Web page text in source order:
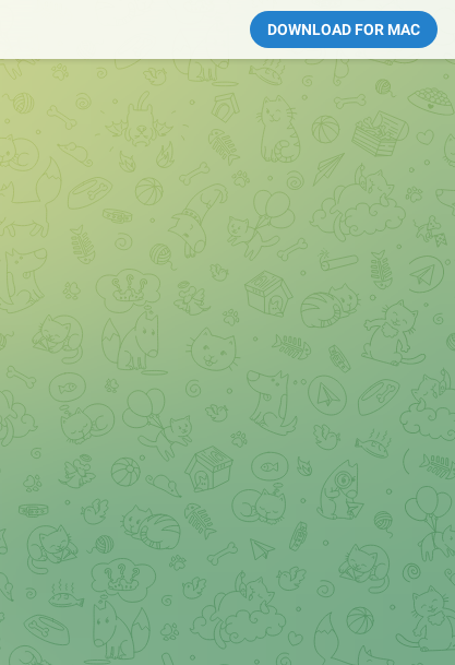
DOWNLOAD FOR MAC